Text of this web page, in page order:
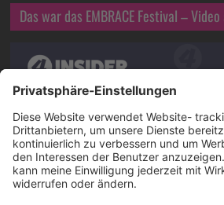
Das war das EMBRACE Festival –